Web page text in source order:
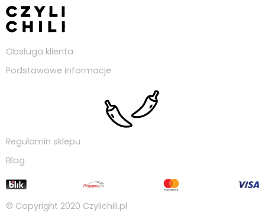
Obsługa klienta
Podstawowe informacje
Regulamin sklepu
Blog
© Copyright 2020 Czylichili.pl